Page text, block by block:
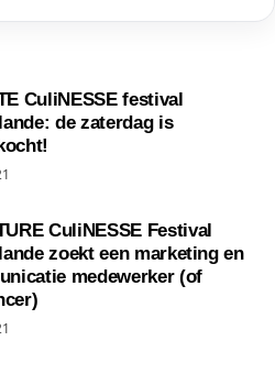
CuliNESSE festival
de zaterdag is
CuliNESSE Festival
zoekt een marketing en
medewerker (of